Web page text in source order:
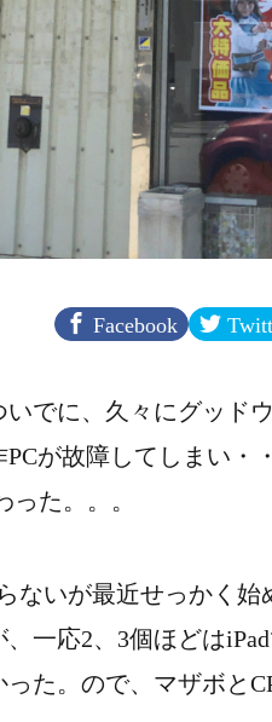
Facebook
いでに、久々にグッド
が故障してしまい・
た。。。
ないが最近せっかく
一応2、3個ほどは
た。ので、マザボと